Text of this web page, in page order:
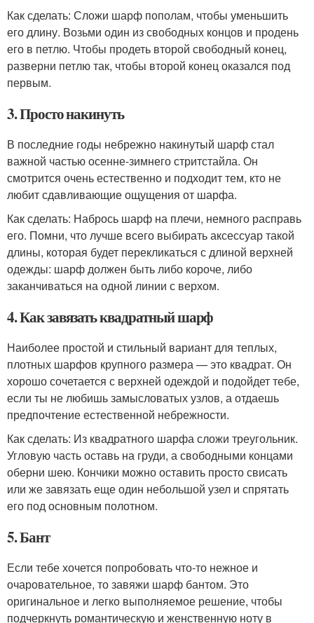
Как сделать: Сложи шарф пополам, чтобы уменьшить
его длину. Возьми один из свободных концов и продень
его в петлю. Чтобы продеть второй свободный конец,
разверни петлю так, чтобы второй конец оказался под
первым.
3. Просто накинуть
В последние годы небрежно накинутый шарф стал
важной частью осенне-зимнего стритстайла. Он
смотрится очень естественно и подходит тем, кто не
любит сдавливающие ощущения от шарфа.
Как сделать: Набрось шарф на плечи, немного расправь
его. Помни, что лучше всего выбирать аксессуар такой
длины, которая будет перекликаться с длиной верхней
одежды: шарф должен быть либо короче, либо
заканчиваться на одной линии с верхом.
4. Как завязать квадратный шарф
Наиболее простой и стильный вариант для теплых,
плотных шарфов крупного размера — это квадрат. Он
хорошо сочетается с верхней одеждой и подойдет тебе,
если ты не любишь замысловатых узлов, а отдаешь
предпочтение естественной небрежности.
Как сделать: Из квадратного шарфа сложи треугольник.
Угловую часть оставь на груди, а свободными концами
оберни шею. Кончики можно оставить просто свисать
или же завязать еще один небольшой узел и спрятать
его под основным полотном.
5. Бант
Если тебе хочется попробовать что-то нежное и
очаровательное, то завяжи шарф бантом. Это
оригинальное и легко выполняемое решение, чтобы
подчеркнуть романтическую и женственную ноту в